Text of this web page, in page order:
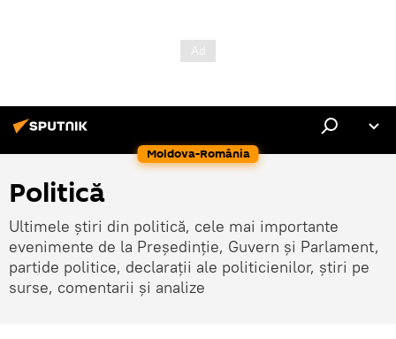
Moldova-România
Politică
Ultimele știri din politică, cele mai importante
evenimente de la Președinție, Guvern și Parlament,
partide politice, declarații ale politicienilor, știri pe
surse, comentarii și analize